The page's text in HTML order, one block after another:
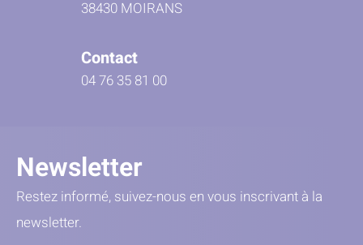
38430 MOIRANS
Contact
04 76 35 81 00
Newsletter
Restez informé, suivez-nous en vous inscrivant à la
newsletter.